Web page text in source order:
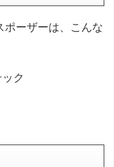
ポーザーは、こんな
ク